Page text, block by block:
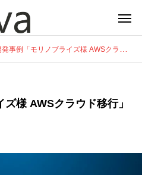
事例「モリノブライズ様 AWSクラウド移行」のご紹介
様 AWSクラウド移行」